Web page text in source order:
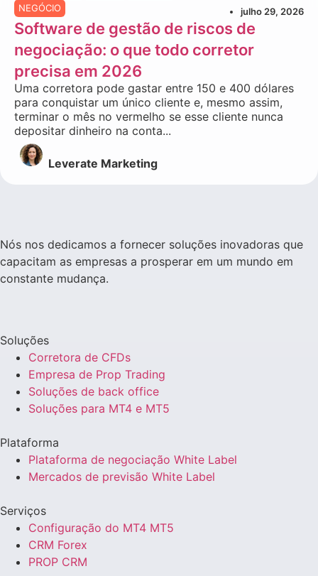
NEGÓCIO
julho 29, 2026
Software de gestão de riscos de
negociação: o que todo corretor
precisa em 2026
Uma corretora pode gastar entre 150 e 400 dólares
para conquistar um único cliente e, mesmo assim,
terminar o mês no vermelho se esse cliente nunca
depositar dinheiro na conta...
Leverate Marketing
Nós nos dedicamos a fornecer soluções inovadoras que
capacitam as empresas a prosperar em um mundo em
constante mudança.
Soluções
Corretora de CFDs
Empresa de Prop Trading
Soluções de back office
Soluções para MT4 e MT5
Plataforma
Plataforma de negociação White Label
Mercados de previsão White Label
Serviços
Configuração do MT4 MT5
CRM Forex
PROP CRM